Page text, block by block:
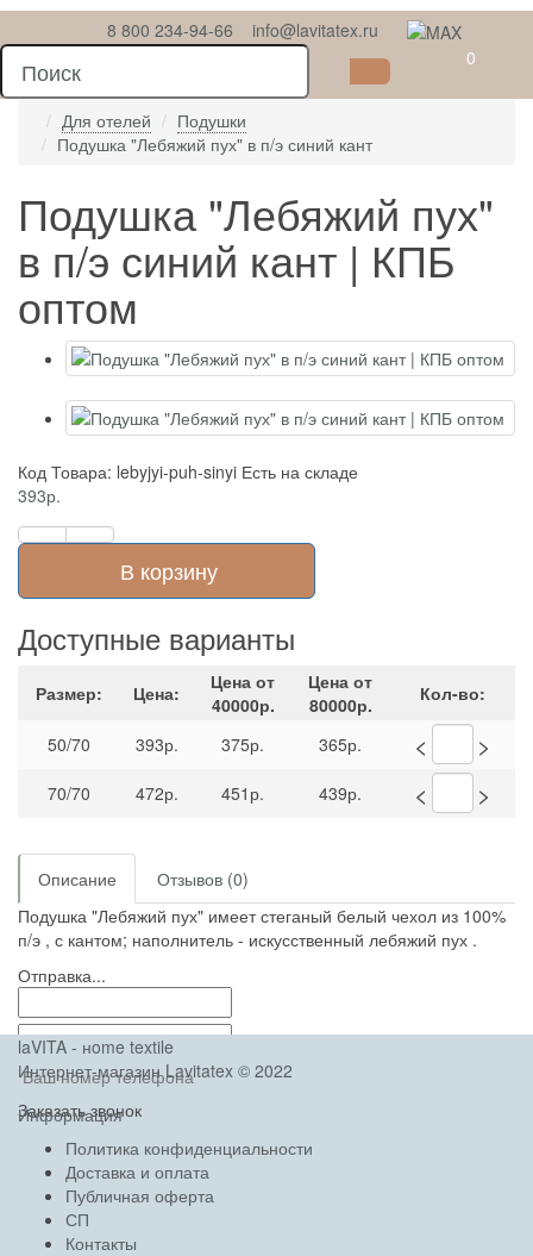
8 800 234-94-66
info@lavitatex.ru
0
Для отелей
Подушки
Подушка "Лебяжий пух" в п/э синий кант
Подушка "Лебяжий пух"
в п/э синий кант | КПБ
оптом
Код Товара: lebyjyi-puh-sinyi Есть на складе
393р.
В корзину
Доступные варианты
Размер: Цена:
Цена от
40000р.
Цена от
80000р.
Кол-во:
50/70 393р. 375р. 365р. < >
70/70 472р. 451р. 439р. < >
Описание
Отзывов (0)
Подушка "Лебяжий пух" имеет стеганый белый чехол из 100%
п/э , с кантом; наполнитель - искусственный лебяжий пух .
Отправка...
Заказать звонок
laVITA - нome textile
Интернет-магазин Lavitatex © 2022
Информация
Политика конфиденциальности
Доставка и оплата
Публичная оферта
СП
Контакты